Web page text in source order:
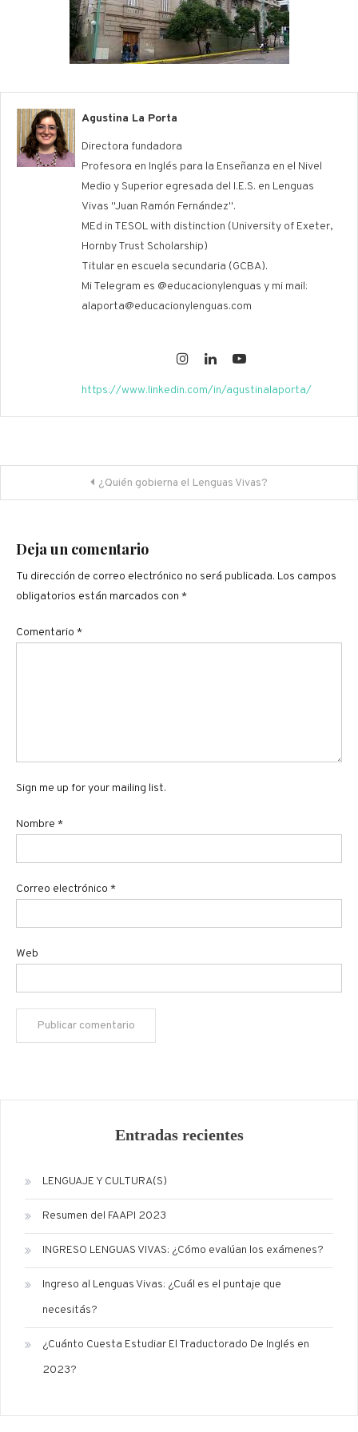
Agustina La Porta
Directora fundadora
Profesora en Inglés para la Enseñanza en el Nivel
Medio y Superior egresada del I.E.S. en Lenguas
Vivas "Juan Ramón Fernández".
MEd in TESOL with distinction (University of Exeter,
Hornby Trust Scholarship)
Titular en escuela secundaria (GCBA).
Mi Telegram es @educacionylenguas y mi mail:
alaporta@educacionylenguas.com
https://www.linkedin.com/in/agustinalaporta/
Navegación
de
entradas
¿Quién gobierna el Lenguas Vivas?
Deja un comentario
Tu dirección de correo electrónico no será publicada. Los campos
obligatorios están marcados con *
Comentario *
Sign me up for your mailing list.
Nombre *
Correo electrónico *
Web
Entradas recientes
LENGUAJE Y CULTURA(S)
Resumen del FAAPI 2023
INGRESO LENGUAS VIVAS: ¿Cómo evalúan los exámenes?
Ingreso al Lenguas Vivas: ¿Cuál es el puntaje que
necesitás?
¿Cuánto Cuesta Estudiar El Traductorado De Inglés en
2023?